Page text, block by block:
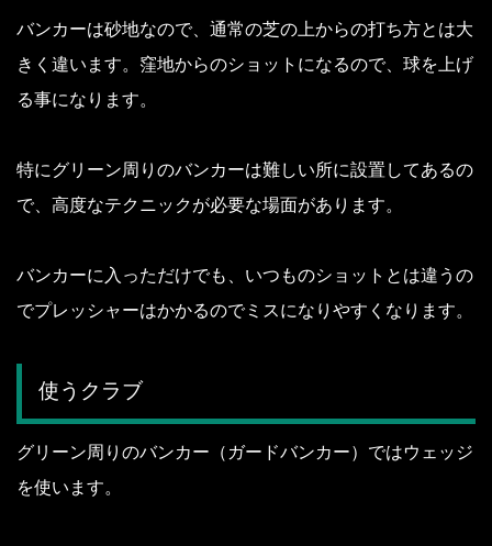
バンカーは砂地なので、通常の芝の上からの打ち方とは大
きく違います。 窪地からのショットになるので、球を上げ
る事になります。
特にグリーン周りのバンカーは難しい所に設置してあるの
で、高度なテクニックが必要な場面があります。
バンカーに入っただけでも、いつものショットとは違うの
でプレッシャーはかかるのでミスになりやすくなります。
使うクラブ
グリーン周りのバンカー（ガードバンカー）ではウェッジ
を使います。